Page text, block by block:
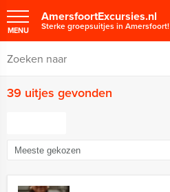
AmersfoortExcursies.nl
Sterke groepsuitjes in Amersfoort!
MENU
39 uitjes gevonden